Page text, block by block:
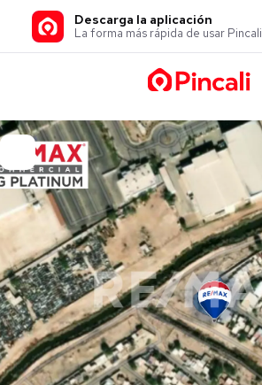
Descarga la aplicación
La forma más rápida de usar Pincali